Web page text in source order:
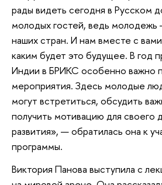
рады видеть сегодня в Русском
молодых гостей, ведь
наших стран. И нам вместе с
каким будет это будущее. В год
Индии в БРИКС особенно важно
мероприятия. Здесь молодые
могут встретиться, обсудить
получить мотивацию для своего
развития», — обратилась она к
программы.
Виктория Панова выступила с